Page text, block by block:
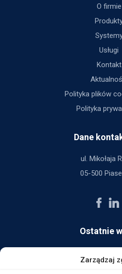
Zarządzaj
O firmie
Usługi
Kontakt
Polityka plików
Polityka
Dane
ul. Mikołaja
05-500
Ostatnie
Micro